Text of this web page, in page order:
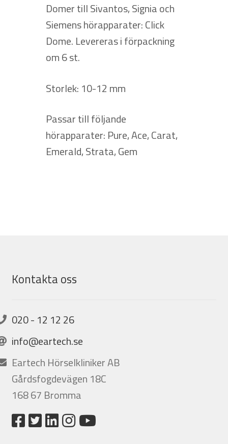
Domer till Sivantos, Signia och
Siemens hörapparater: Click
Dome. Levereras i förpackning
om 6 st.
Storlek: 10-12 mm
Passar till följande
hörapparater: Pure, Ace, Carat,
Emerald, Strata, Gem
Kontakta oss
020 - 12 12 26
info@eartech.se
Eartech Hörselkliniker AB
Gårdsfogdevägen 18C
168 67 Bromma